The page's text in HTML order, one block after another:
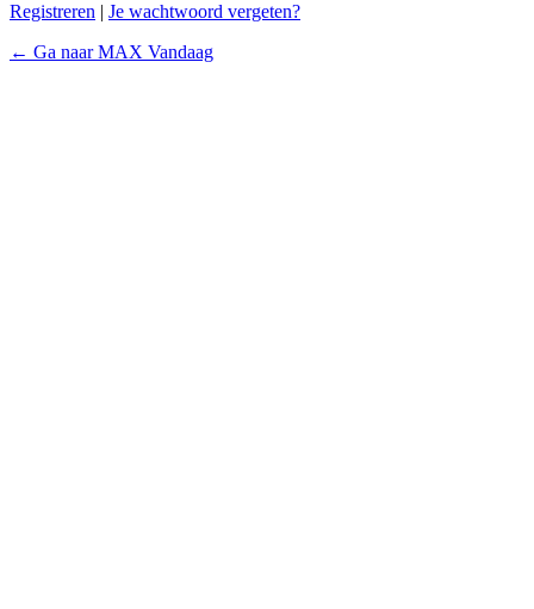
Registreren | Je wachtwoord vergeten?
← Ga naar MAX Vandaag